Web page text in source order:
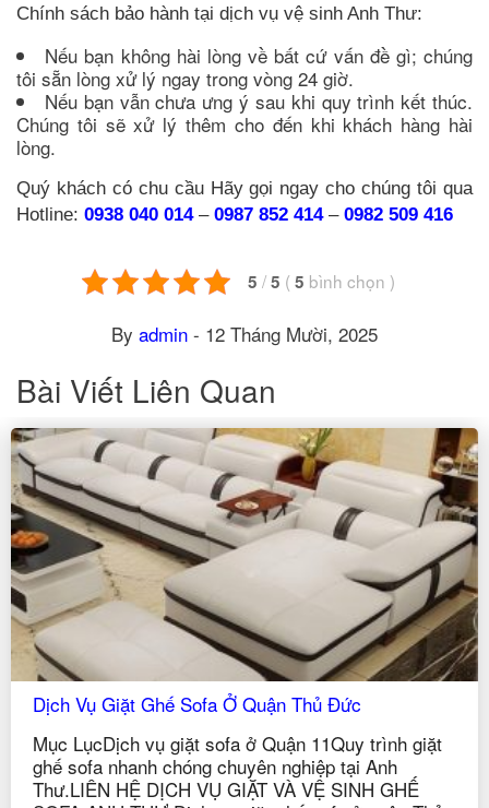
Chính sách bảo hành tại dịch vụ vệ sinh Anh Thư:
Nếu bạn không hài lòng về bất cứ vấn đề gì; chúng
tôi sẵn lòng xử lý ngay trong vòng 24 giờ.
Nếu bạn vẫn chưa ưng ý sau khi quy trình kết thúc.
Chúng tôi sẽ xử lý thêm cho đến khi khách hàng hài
lòng.
Quý khách có chu cầu Hãy gọi ngay cho chúng tôi qua
Hotline: 0938 040 014– 0987 852 414– 0982 509 416
5 / 5 ( 5 bình chọn )
By admin - 12 Tháng Mười, 2025
Bài Viết Liên Quan